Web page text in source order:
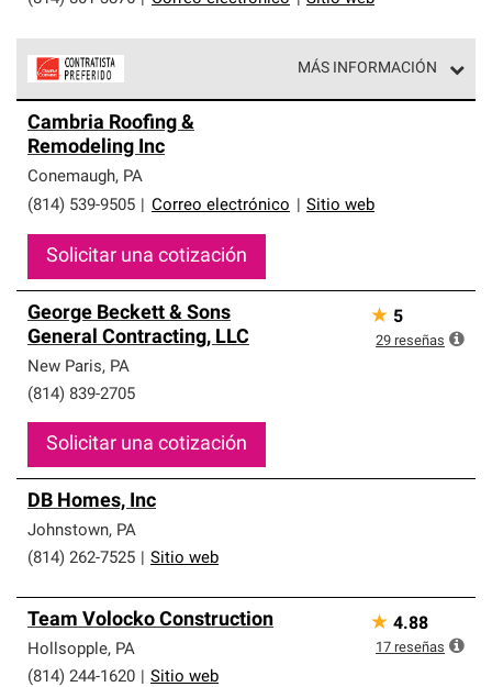
MÁS INFORMACIÓN
parte de una red exclusiva de profesionales de techos
que cumplen con altos estándares y requisitos estrictos
de profesionalismo y confiabilidad.
Cambria Roofing &
Remodeling Inc
Conemaugh, PA
(814) 539-9505
Correo electrónico Sitio web
Solicitar una cotización
George Beckett & Sons
General Contracting, LLC
New Paris, PA
(814) 839-2705
Solicitar una cotización
★ 5
29 reseñas
DB Homes, Inc
Johnstown, PA
(814) 262-7525
Sitio web
Team Volocko Construction
Hollsopple, PA
(814) 244-1620
Sitio web
★ 4.88
17 reseñas